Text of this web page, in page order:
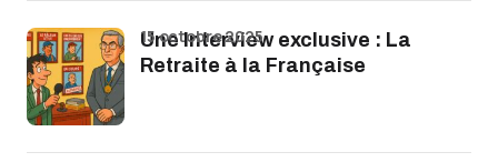
Une Interview exclusive : La
Retraite à la Française
15 octobre 2025